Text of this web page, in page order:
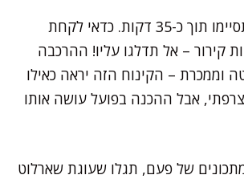
את רוב העבודה תסיימו תוך כ-35 דקות. כדאי לקחת
עוד 4 שעות קירור – אל תדלגו עליו! ההרכבה
וממכרת – הקינוח הזה יראה כאילו
אבל ההכנה בפועל עושה אותו
של פעם, תגלו שעוגת שארלוט